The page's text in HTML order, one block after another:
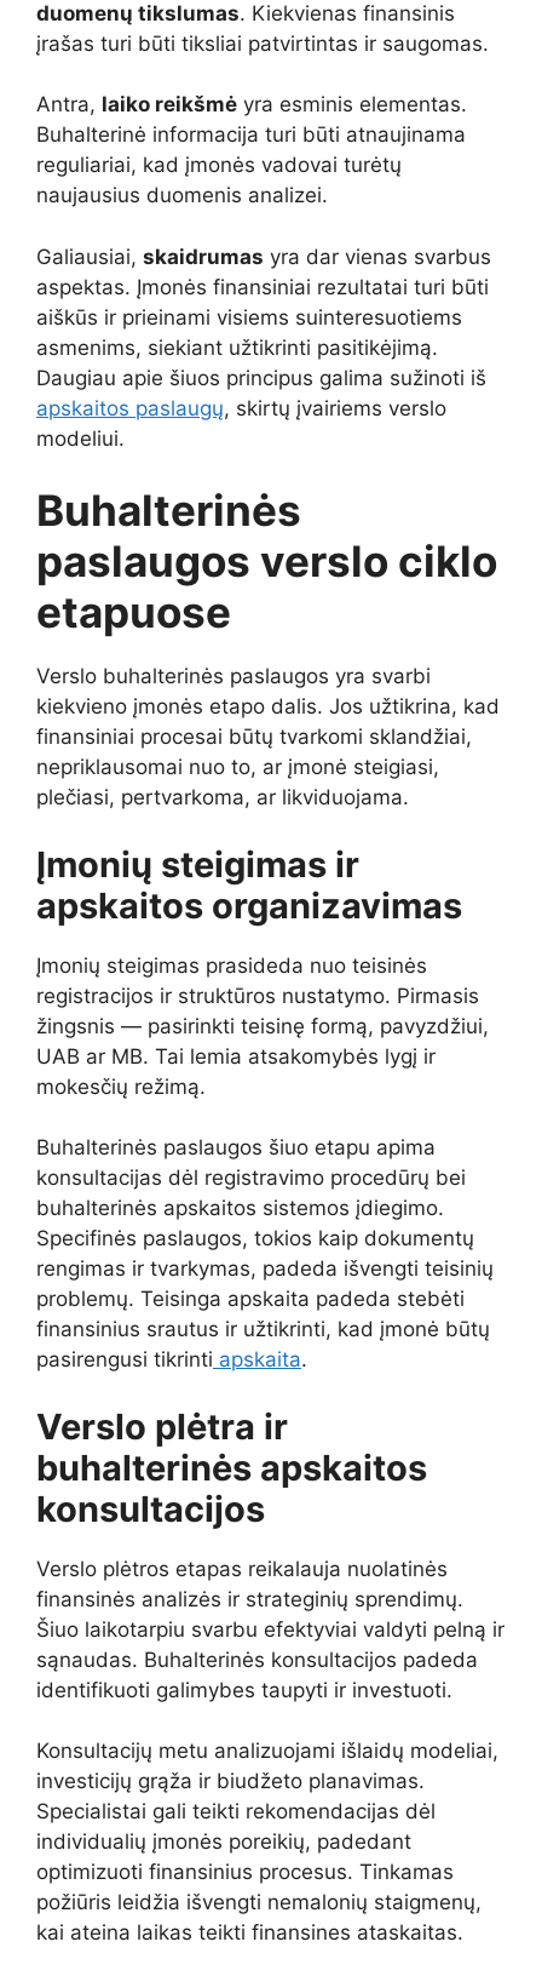
duomenų tikslumas. Kiekvienas finansinis
įrašas turi būti tiksliai patvirtintas ir saugomas.
Antra, laiko reikšmė yra esminis elementas.
Buhalterinė informacija turi būti atnaujinama
reguliariai, kad įmonės vadovai turėtų
naujausius duomenis analizei.
Galiausiai, skaidrumas yra dar vienas svarbus
aspektas. Įmonės finansiniai rezultatai turi būti
aiškūs ir prieinami visiems suinteresuotiems
asmenims, siekiant užtikrinti pasitikėjimą.
Daugiau apie šiuos principus galima sužinoti iš
apskaitos paslaugų, skirtų įvairiems verslo
modeliui.
Buhalterinės
paslaugos verslo ciklo
etapuose
Verslo buhalterinės paslaugos yra svarbi
kiekvieno įmonės etapo dalis. Jos užtikrina, kad
finansiniai procesai būtų tvarkomi sklandžiai,
nepriklausomai nuo to, ar įmonė steigiasi,
plečiasi, pertvarkoma, ar likviduojama.
Įmonių steigimas ir
apskaitos organizavimas
Įmonių steigimas prasideda nuo teisinės
registracijos ir struktūros nustatymo. Pirmasis
žingsnis — pasirinkti teisinę formą, pavyzdžiui,
UAB ar MB. Tai lemia atsakomybės lygį ir
mokesčių režimą.
Buhalterinės paslaugos šiuo etapu apima
konsultacijas dėl registravimo procedūrų bei
buhalterinės apskaitos sistemos įdiegimo.
Specifinės paslaugos, tokios kaip dokumentų
rengimas ir tvarkymas, padeda išvengti teisinių
problemų. Teisinga apskaita padeda stebėti
finansinius srautus ir užtikrinti, kad įmonė būtų
pasirengusi tikrinti apskaita.
Verslo plėtra ir
buhalterinės apskaitos
konsultacijos
Verslo plėtros etapas reikalauja nuolatinės
finansinės analizės ir strateginių sprendimų.
Šiuo laikotarpiu svarbu efektyviai valdyti pelną ir
sąnaudas. Buhalterinės konsultacijos padeda
identifikuoti galimybes taupyti ir investuoti.
Konsultacijų metu analizuojami išlaidų modeliai,
investicijų grąža ir biudžeto planavimas.
Specialistai gali teikti rekomendacijas dėl
individualių įmonės poreikių, padedant
optimizuoti finansinius procesus. Tinkamas
požiūris leidžia išvengti nemalonių staigmenų,
kai ateina laikas teikti finansines ataskaitas.